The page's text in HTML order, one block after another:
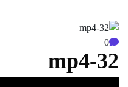
0
32-mp4